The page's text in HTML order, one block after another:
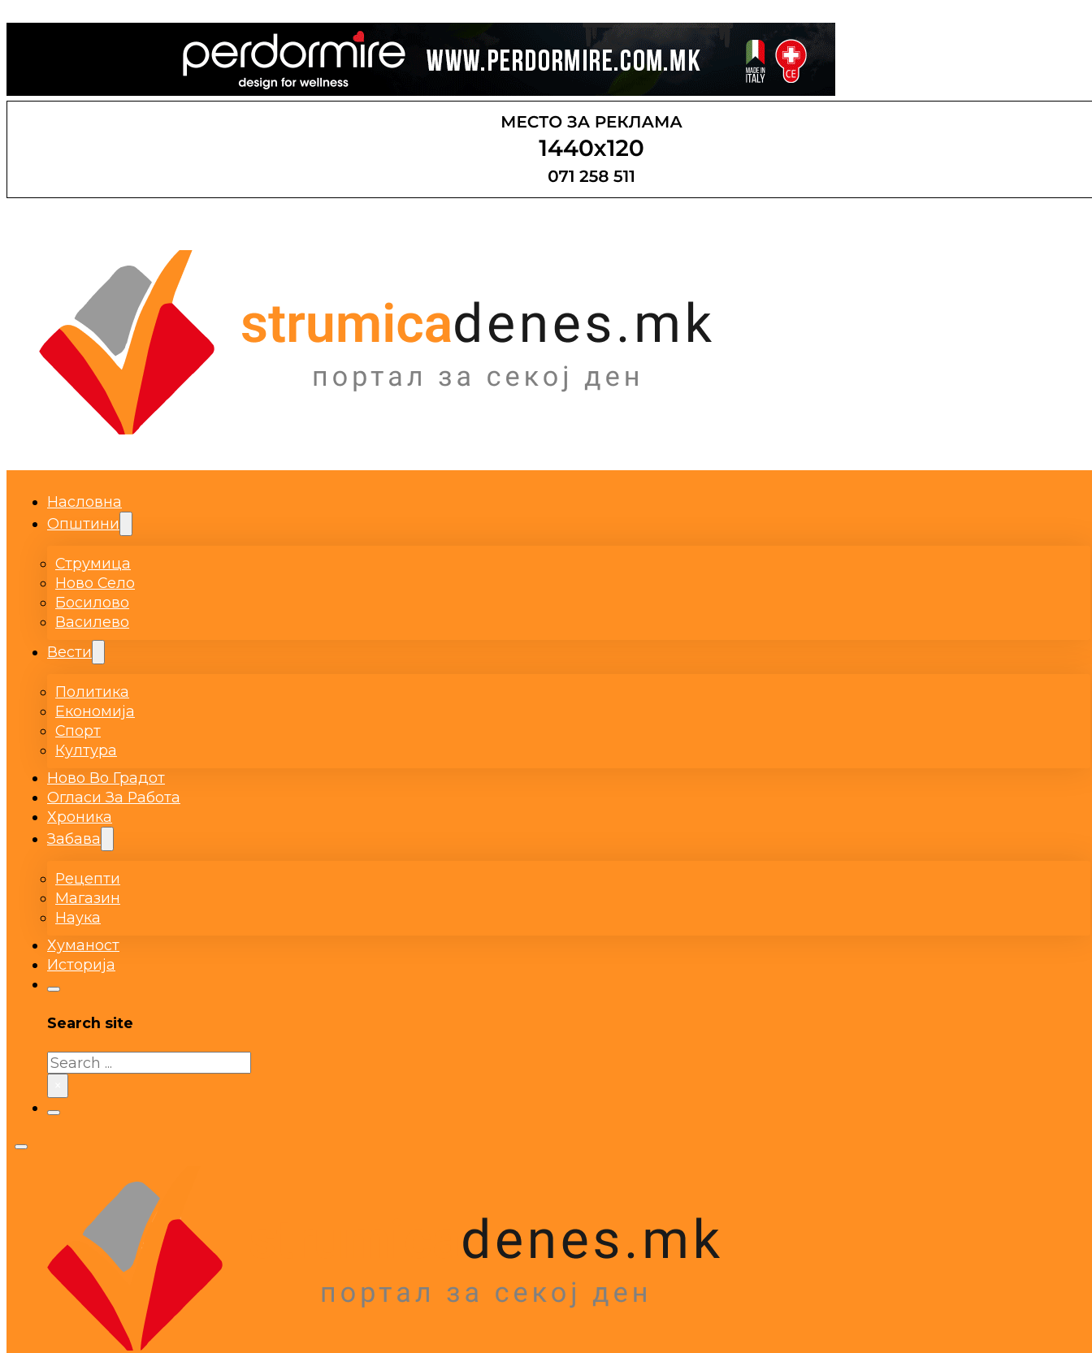
Насловна
Општини
Струмица
Ново Село
Босилово
Василево
Вести
Политика
Економија
Спорт
Култура
Ново Во Градот
Огласи За Работа
Хроника
Забава
Рецепти
Магазин
Наука
Хуманост
Историја
Search site
Search